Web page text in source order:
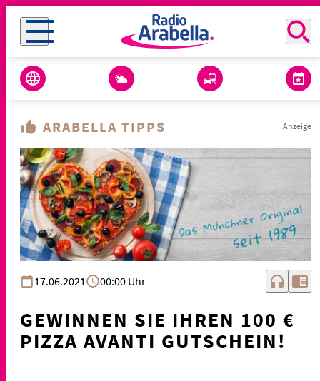
ARABELLA TIPPS Anzeige
17.06.2021 00:00 Uhr headphones chrome_reader_mode
GEWINNEN SIE IHREN 100 €
PIZZA AVANTI GUTSCHEIN!